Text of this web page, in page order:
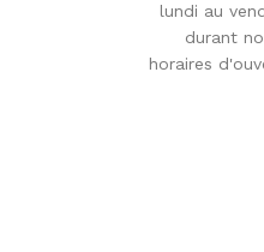
lundi au
durant
horaires